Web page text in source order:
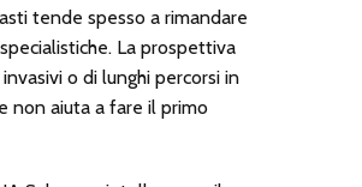
tende spesso a rimandare
La prospettiva
o di lunghi percorsi in
non aiuta a fare il primo